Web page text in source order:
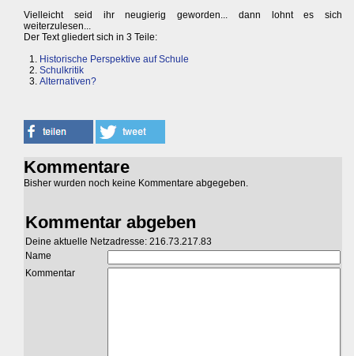
Vielleicht seid ihr neugierig geworden... dann lohnt es sich
weiterzulesen...
Der Text gliedert sich in 3 Teile:
Historische Perspektive auf Schule
Schulkritik
Alternativen?
Kommentare
Bisher wurden noch keine Kommentare abgegeben.
Kommentar abgeben
Deine aktuelle Netzadresse: 216.73.217.83
Name
Kommentar